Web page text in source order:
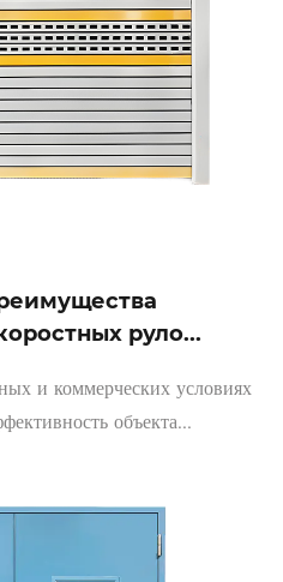
руло...
и коммерческих условиях
объекта...